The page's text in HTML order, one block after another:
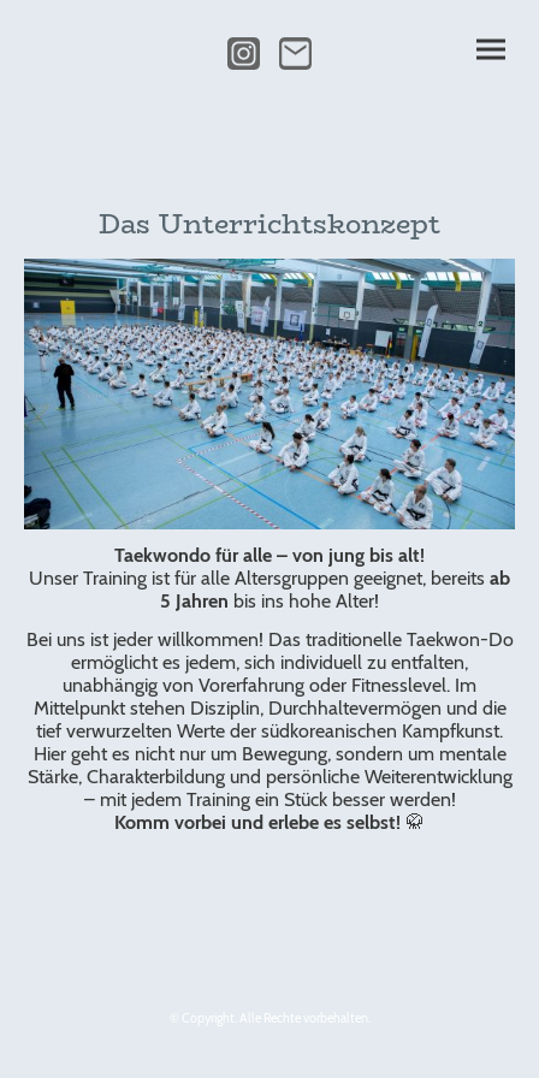
Das Unterrichtskonzept
Taekwondo für alle – von jung bis alt!
Unser Training ist für alle Altersgruppen geeignet, bereits ab
5 Jahren bis ins hohe Alter!
Bei uns ist jeder willkommen! Das traditionelle Taekwon-Do
ermöglicht es jedem, sich individuell zu entfalten,
unabhängig von Vorerfahrung oder Fitnesslevel. Im
Mittelpunkt stehen Disziplin, Durchhaltevermögen und die
tief verwurzelten Werte der südkoreanischen Kampfkunst.
Hier geht es nicht nur um Bewegung, sondern um mentale
Stärke, Charakterbildung und persönliche Weiterentwicklung
– mit jedem Training ein Stück besser werden!
Komm vorbei und erlebe es selbst! 🥋
© Copyright. Alle Rechte vorbehalten.